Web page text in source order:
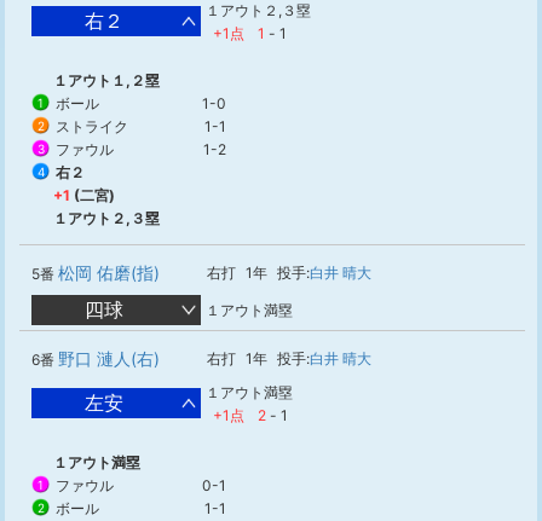
右２
１アウト２,３塁
+1点
1 - 1
１アウト１,２塁
1 ボール 1-0
2 ストライク 1-1
3 ファウル 1-2
4
右２
+1 (二宮)
１アウト２,３塁
5番 松岡 佑磨(指) 右打 1年 投手:白井 晴大
四球 １アウト満塁
6番 野口 漣人(右) 右打 1年 投手:白井 晴大
左安
１アウト満塁
+1点
2 - 1
１アウト満塁
1 ファウル 0-1
2 ボール 1-1